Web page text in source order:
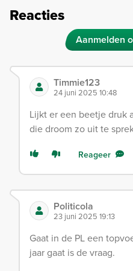
Reacties
Aanmelden
Timmie123
24 juni 2025 10:48
Lijkt er een beetje druk
die droom zo uit te
Reageer
Politicola
23 juni 2025 19:13
Gaat in de PL een
jaar gaat is de vraag.